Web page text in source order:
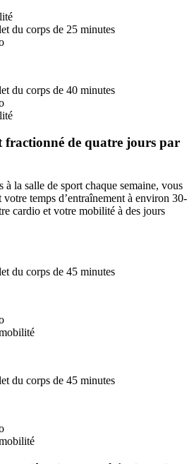
du corps de 25 minutes
du corps de 40 minutes
fractionné de quatre jours par
à la salle de sport chaque semaine, vous
temps d’entraînement à environ 30-
cardio et votre mobilité à des jours
du corps de 45 minutes
du corps de 45 minutes